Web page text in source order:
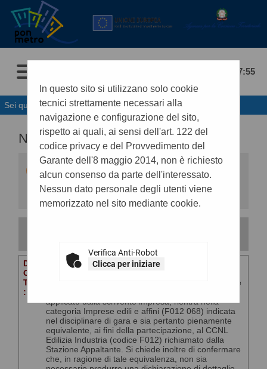
07/08/2026 07:55
Sei qui: Home
In questo sito si utilizzano solo cookie
tecnici strettamente necessari alla
navigazione e configurazione del sito,
rispetto ai quali, ai sensi dell'art. 122 del
codice privacy e del Provvedimento del
Garante dell'8 maggio 2014, non è richiesto
alcun consenso da parte dell'interessato.
Nessun dato personale degli utenti viene
memorizzato nel sito mediante cookie.
Verifica Anti-Robot
Clicca per iniziare
NEWS
Elenco delle comunicazioni pubblicate nel
portale negli ultimi 60 giorni. I dati di dettaglio
delle procedure oggetto delle comunicazioni
sono consultabili selezionando il collegamento
"Visualizza Scheda".
Data invio :06/08/2026
Oggetto :
Testo
:
QUESITO 3 del 04/08/2026 Si chiede di confermare
applicato dalla scrivente impresa, rientra nella
categoria Imprese edili e affini (F012 068) indicata
nel disciplinare di gara e sia pertanto pienamente
equivalente, ai fini della partecipazione, al CCNL
Edilizia Industria (codice F012) richiamato dalla
Stazione Appaltante. Si chiede inoltre di confermare
che, in ragione di tale equivalenza, non sia